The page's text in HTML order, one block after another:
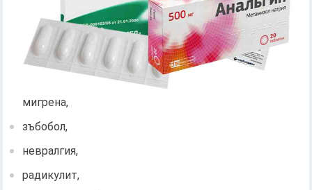
мигрена,
зъбобол,
невралгия,
радикулит,